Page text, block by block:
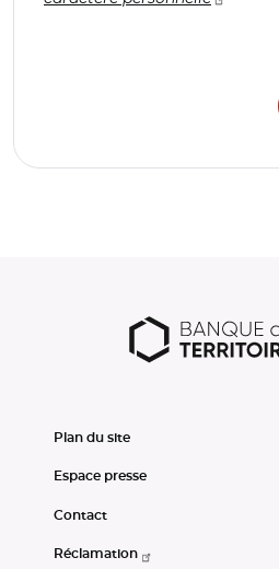
Plan du site
Espace presse
Contact
Réclamation